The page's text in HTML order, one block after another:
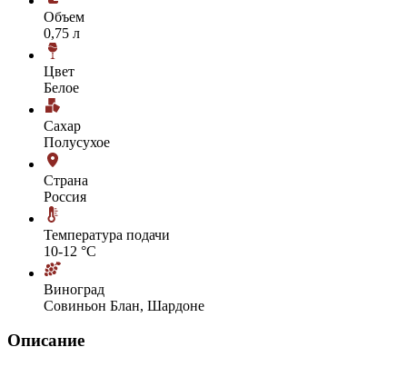
Объем
0,75 л
Цвет
Белое
Сахар
Полусухое
Страна
Россия
Температура подачи
10-12 °С
Виноград
Совиньон Блан, Шардоне
Описание